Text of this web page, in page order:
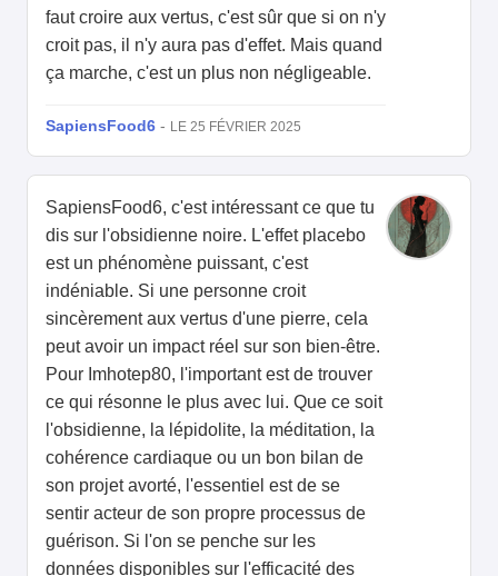
faut croire aux vertus, c'est sûr que si on n'y
croit pas, il n'y aura pas d'effet. Mais quand
ça marche, c'est un plus non négligeable.
SapiensFood6 - LE 25 FÉVRIER 2025
SapiensFood6, c'est intéressant ce que tu
dis sur l'obsidienne noire. L'effet placebo
est un phénomène puissant, c'est
indéniable. Si une personne croit
sincèrement aux vertus d'une pierre, cela
peut avoir un impact réel sur son bien-être.
Pour Imhotep80, l'important est de trouver
ce qui résonne le plus avec lui. Que ce soit
l'obsidienne, la lépidolite, la méditation, la
cohérence cardiaque ou un bon bilan de
son projet avorté, l'essentiel est de se
sentir acteur de son propre processus de
guérison. Si l'on se penche sur les
données disponibles sur l'efficacité des